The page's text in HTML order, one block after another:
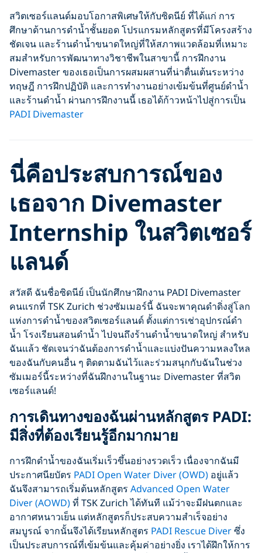
สวิตเซอร์แลนด์มอบโอกาสพิเศษให้กับซิดนีย์ ที่ได้แก่ การ
ศึกษาด้านการดำน้ำชั้นยอด โปรแกรมหลักสูตรที่มีโครงสร้าง
ชัดเจน และร้านดำน้ำขนาดใหญ่ที่ให้สภาพแวดล้อมที่เหมาะ
สมสำหรับการพัฒนาทางวิชาชีพในสาขานี้ การฝึกงาน
Divemaster ของเธอเป็นการผสมผสานที่น่าตื่นเต้นระหว่าง
ทฤษฎี การฝึกปฏิบัติ และการทำงานอย่างเข้มข้นที่ศูนย์ดำน้ำ
และร้านดำน้ำ ผ่านการฝึกงานนี้ เธอได้ก้าวหน้าไปสู่การเป็น
PADI Divemaster
นี่คือประสบการณ์ของ
เธอจาก Divemaster
Internship ในสวิตเซอร์
แลนด์
สวัสดี ฉันชื่อซิดนีย์ เป็นนักศึกษาฝึกงาน PADI Divemaster
คนแรกที่ TSK Zurich ช่วงซัมเมอร์นี้ ฉันจะพาคุณดำดิ่งสู่โลก
แห่งการดำน้ำของสวิตเซอร์แลนด์ ตั้งแต่การเช่าอุปกรณ์ดำ
น้ำ โรงเรียนสอนดำน้ำ ไปจนถึงร้านดำน้ำขนาดใหญ่ สำหรับ
ฉันแล้ว ชัดเจนว่าฉันต้องการดำน้ำและแบ่งปันความหลงใหล
ของฉันกับคนอื่น ๆ ติดตามฉันไว้และร่วมสนุกกับฉันในช่วง
ซัมเมอร์นี้ระหว่างที่ฉันฝึกงานในฐานะ Divemaster ที่สวิต
เซอร์แลนด์!
การเดินทางของฉันผ่านหลักสูตร PADI:
มีสิ่งที่ต้องเรียนรู้อีกมากมาย
การฝึกดำน้ำของฉันเริ่มเร็วขึ้นอย่างรวดเร็ว เนื่องจากฉันมี
ประกาศนียบัตร PADI Open Water Diver (OWD) อยู่แล้ว
ฉันจึงสามารถเริ่มต้นหลักสูตร Advanced Open Water
Diver (AOWD)ที่ TSK Zurich ได้ทันที แม้ว่าจะมีฝนตกและ
อากาศหนาวเย็น แต่หลักสูตรก็ประสบความสำเร็จอย่าง
สมบูรณ์ จากนั้นจึงได้เรียนหลักสูตร PADI Rescue Diverซึ่ง
เป็นประสบการณ์ที่เข้มข้นและคุ้มค่าอย่างยิ่ง เราได้ฝึกให้การ